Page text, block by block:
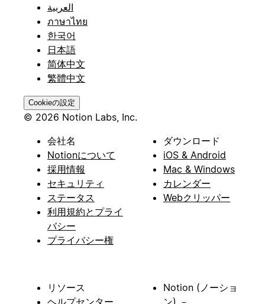
العربية
ภาษาไทย
한국어
日本語
简体中文
繁體中文
Cookieの設定
© 2026 Notion Labs, Inc.
会社名
Notionについて
採用情報
セキュリティ
ステータス
利用規約とプライ
バシー
プライバシー権
ダウンロード
iOS & Android
Mac & Windows
カレンダー
Webクリッパー
リソース
ヘルプセンター
Notion (ノーショ
ン) －